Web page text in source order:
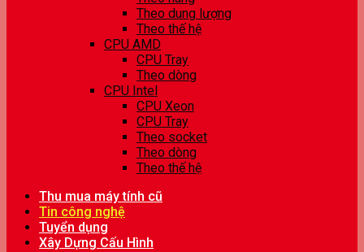
Theo dung lượng
Theo thế hệ
CPU AMD
CPU Tray
Theo dòng
CPU Intel
CPU Xeon
CPU Tray
Theo socket
Theo dòng
Theo thế hệ
Thu mua máy tính cũ
Tin công nghệ
Tuyển dụng
Xây Dựng Cấu Hình